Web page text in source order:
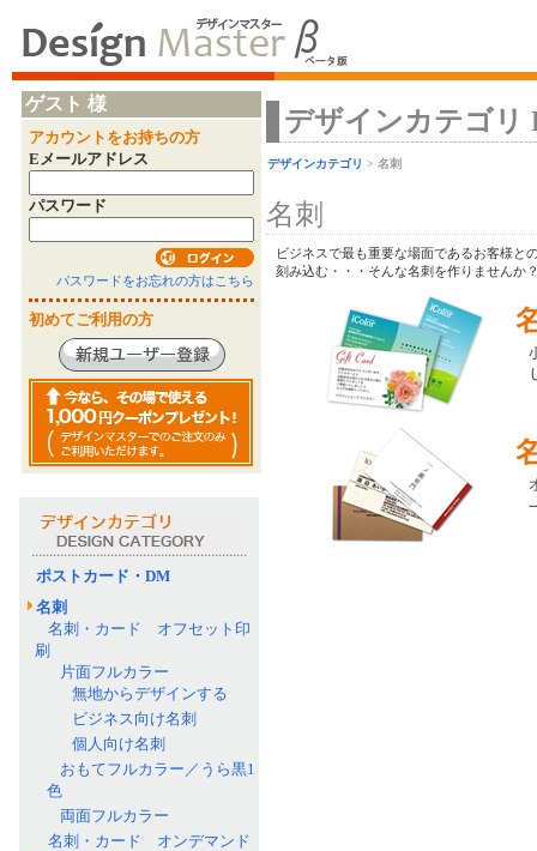
ゲスト 様
アカウントをお持ちの方
Eメールアドレス
パスワード
パスワードをお忘れの方はこちら
初めてご利用の方
ポストカード・DM
名刺
名刺・カード オフセット印
刷
片面フルカラー
無地からデザインする
ビジネス向け名刺
個人向け名刺
おもてフルカラー／うら黒1
色
両面フルカラー
名刺・カード オンデマンド
デザインカテゴリ
デザインカテゴリ > 名刺
名刺
ビジネスで最も重要な場面であるお客様と
刻み込む・・・そんな名刺を作りませんか